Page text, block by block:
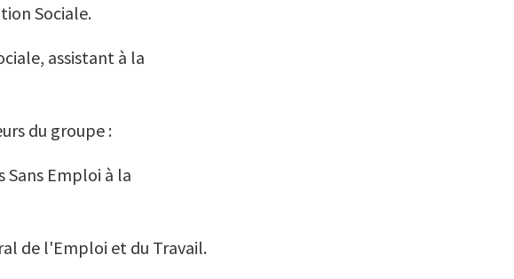
Sociale.
assistant à la
du groupe :
Emploi à la
de l'Emploi et du Travail.